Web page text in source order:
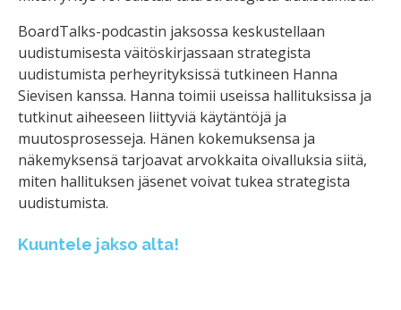
BoardTalks-podcastin jaksossa keskustellaan
uudistumisesta väitöskirjassaan strategista
uudistumista perheyrityksissä tutkineen Hanna
Sievisen kanssa. Hanna toimii useissa hallituksissa ja
tutkinut aiheeseen liittyviä käytäntöjä ja
muutosprosesseja. Hänen kokemuksensa ja
näkemyksensä tarjoavat arvokkaita oivalluksia siitä,
miten hallituksen jäsenet voivat tukea strategista
uudistumista.
Kuuntele jakso alta!